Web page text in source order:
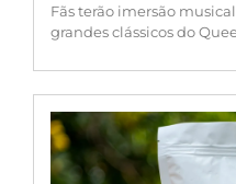
Fãs terão imersão
grandes clássicos do